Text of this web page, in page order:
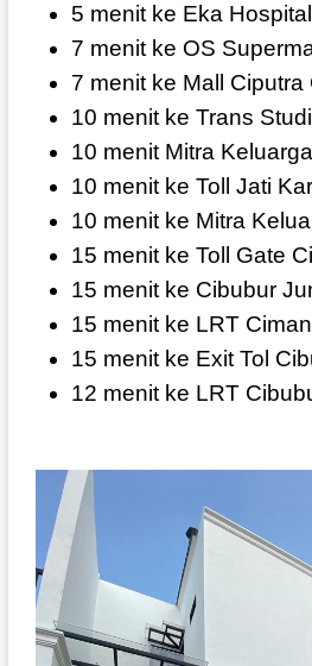
5 menit ke Eka Hospital
7 menit ke OS
7 menit ke Mall Ciputra
10 menit ke Trans
10 menit Mitra Keluarga
10 menit ke Toll Jati
10 menit ke Mitra
15 menit ke Toll Gate
15 menit ke Cibubur
15 menit ke LRT
15 menit ke Exit Tol
12 menit ke LRT